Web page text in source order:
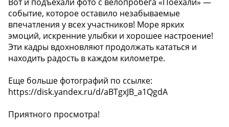
событие, которое оставило незабываемые
впечатления у всех участников! Море ярких
эмоций, искренние улыбки и хорошее настроение!
Эти кадры вдохновляют продолжать кататься и
находить радость в каждом километре.
Еще больше фотографий по ссылке:
https://disk.yandex.ru/d/aBTgxJB_a1QgdA
Приятного просмотра!